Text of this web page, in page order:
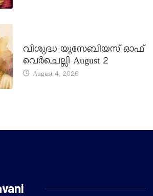
വിശുദ്ധ യൂസേബിയസ് ഓഫ്
വെർചെല്ലി August 2
August 4, 2026